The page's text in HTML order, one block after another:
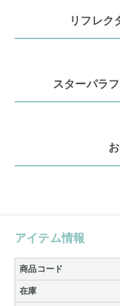
リフレク
スターパラ
アイテム情報
商品コード
在庫